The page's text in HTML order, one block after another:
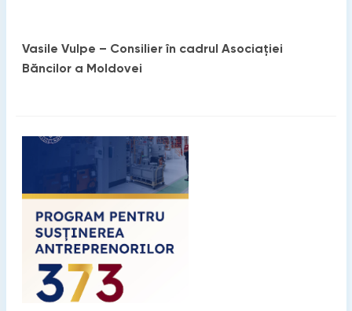
Vasile Vulpe – Consilier în cadrul Asociației
Băncilor a Moldovei